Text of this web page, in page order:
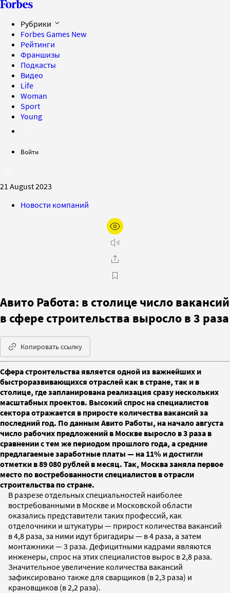
Рубрики
Forbes Games New
Рейтинги
Франшизы
Подкасты
Видео
Life
Woman
Sport
Young
Войти
21 August 2023
Новости компаний
Авито Работа: в столице число вакансий
в сфере строительства выросло в 3 раза
Копировать ссылку
Сфера строительства является одной из важнейших и
быстроразвивающихся отраслей как в стране, так и в
столице, где запланирована реализация сразу нескольких
масштабных проектов. Высокий спрос на специалистов
сектора отражается в приросте количества вакансий за
последний год. По данным Авито Работы, на начало августа
число рабочих предложений в Москве выросло в 3 раза в
сравнении с тем же периодом прошлого года, а средние
предлагаемые заработные платы — на 11% и достигли
отметки в 89 080 рублей в месяц. Так, Москва заняла первое
место по востребованности специалистов в отрасли
строительства по стране.
В разрезе отдельных специальностей наиболее
востребованными в Москве и Московской области
оказались представители таких профессий, как
отделочники и штукатуры — прирост количества вакансий
в 4,8 раза, за ними идут бригадиры — в 4 раза, а затем
монтажники — 3 раза. Дефицитными кадрами являются
инженеры, спрос на этих специалистов вырос в 2,8 раза.
Значительное увеличение количества вакансий
зафиксировано также для сварщиков (в 2,3 раза) и
крановщиков (в 2,2 раза).